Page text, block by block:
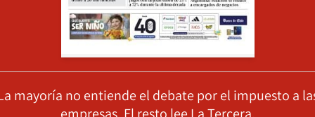
mayoría no entiende el debate por el impuesto a